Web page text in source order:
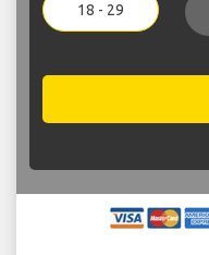
18 - 29